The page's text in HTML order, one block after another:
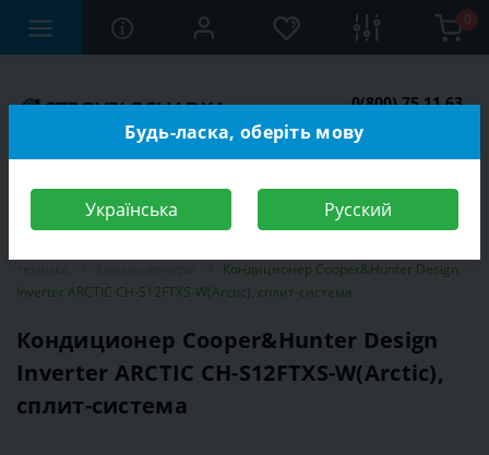
0
0(800) 75 11 63
Кондиционер Cooper&Hunter Design
Inverter ARCTIC CH-S12FTXS-W(Arctic), сплит-система
Кондиционер Cooper&Hunter Design
Inverter ARCTIC CH-S12FTXS-W(Arctic),
сплит-система
Будь-ласка, оберіть мову
Українська Русский